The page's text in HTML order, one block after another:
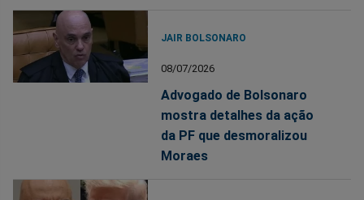
JAIR BOLSONARO
08/07/2026
Advogado de Bolsonaro
mostra detalhes da ação
da PF que desmoralizou
Moraes